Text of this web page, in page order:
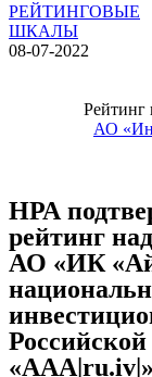
РЕЙТИНГОВЫЕ
ШКАЛЫ
08-07-2022
Рейтинг
АО
НРА
рейтинг
АО «ИК